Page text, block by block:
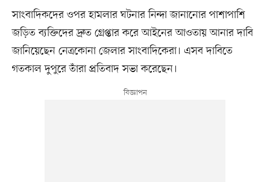
সাংবাদিকদের ওপর হামলার ঘটনার নিন্দা জানানোর পাশাপাশি
জড়িত ব্যক্তিদের দ্রুত গ্রেপ্তার করে আইনের আওতায় আনার দাবি
জানিয়েছেন নেত্রকোনা জেলার সাংবাদিকেরা। এসব দাবিতে
গতকাল দুপুরে তাঁরা প্রতিবাদ সভা করেছেন।